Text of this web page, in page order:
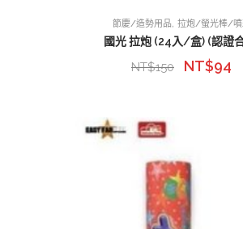
節慶/造勢用品 拉炮/螢光棒/噴
國光 拉炮 (24入/盒) (認證
NT$150 NT$94